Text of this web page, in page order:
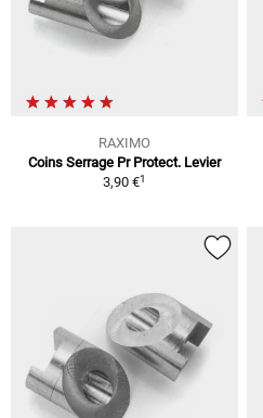
RAXIMO
Coins Serrage Pr Protect. Levier
3,90 €1